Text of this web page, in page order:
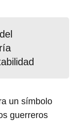
un símbolo
guerreros